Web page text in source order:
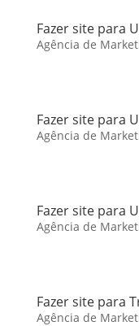
Fazer site para
Agência de
Fazer site para
Agência de
Fazer site para
Agência de
Fazer site para
Agência de